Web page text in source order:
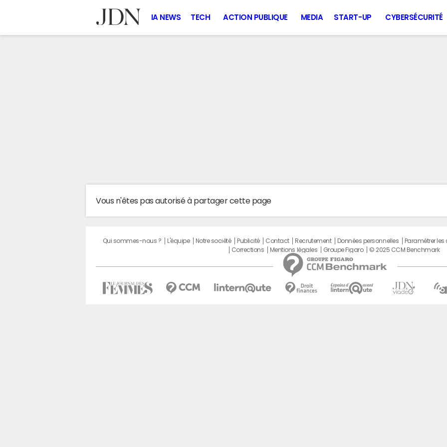
IA NEWS TECH ACTION PUBLIQUE MEDIA START-UP CYBERSÉCURITÉ
Vous n'êtes pas autorisé à partager cette page
Qui sommes-nous ? L'équipe Notre société Publicité Contact Recrutement Données personnelles Paramétrer les
Corrections
Mentions légales Groupe Figaro © 2025 CCM Benchmark